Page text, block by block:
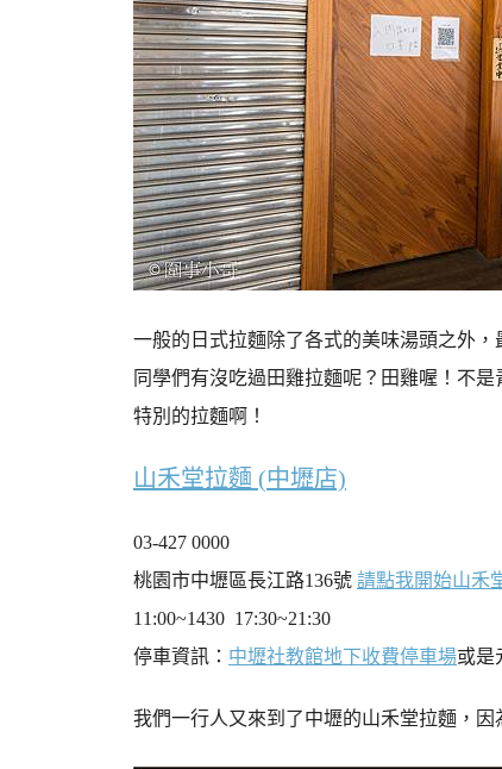
一般的日式拉麵除了各式的美味湯頭之外
同學們有沒吃過田雞拉麵呢？田雞喔！不
特別的拉麵啊！
山禾堂拉麵 (中壢店)
03-427 0000
桃園市中壢區長江路136號 請點我開始山禾
11:00~1430 17:30~21:30
停車資訊： 中壢社教館地下收費停車場或是
我們一行人又來到了中壢的山禾堂拉麵，